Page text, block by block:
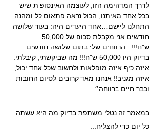
לדרך המדהימה הזו, לעוצמה האינסופית שיש
בכל אחד מאיתנו, הכול נראה פתאום קל ומהנה.
התחלנו ליישם…אחד היעדים היה: בעוד שלושה
ש"ח!!!...הרווחים שלי בתום שלושה חודשים
בדיוק היו 50,000 ש"ח!!! מה שביקשתי, קיבלתי.
איזה כיף איזה מופלאות ולחשוב שכל אחד יכול,
איזה מגניב!! אנחנו מאד קרובים לסיום החובות
וכבר חיים ברווחה״
במאמר זה נטלי משתפת בדיוק מה היא עשתה
כל יום כדי להצליח...